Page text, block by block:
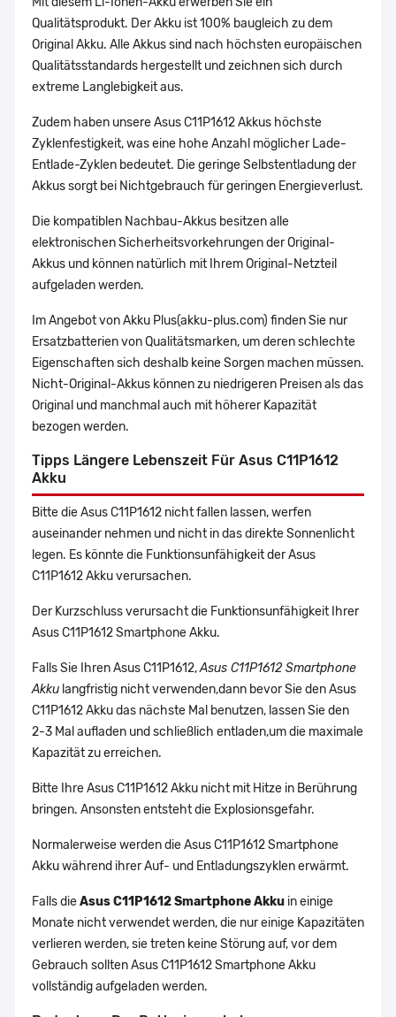
Qualitätsprodukt. Der Akku ist 100% baugleich zu dem
Original Akku. Alle Akkus sind nach höchsten europäischen
Qualitätsstandards hergestellt und zeichnen sich durch
extreme Langlebigkeit aus.
Zudem haben unsere Asus C11P1612 Akkus höchste
Zyklenfestigkeit, was eine hohe Anzahl möglicher Lade-
Entlade-Zyklen bedeutet. Die geringe Selbstentladung der
Akkus sorgt bei Nichtgebrauch für geringen Energieverlust.
Die kompatiblen Nachbau-Akkus besitzen alle
elektronischen Sicherheitsvorkehrungen der Original-
Akkus und können natürlich mit Ihrem Original-Netzteil
aufgeladen werden.
Im Angebot von Akku Plus(akku-plus.com) finden Sie nur
Ersatzbatterien von Qualitätsmarken, um deren schlechte
Eigenschaften sich deshalb keine Sorgen machen müssen.
Nicht-Original-Akkus können zu niedrigeren Preisen als das
Original und manchmal auch mit höherer Kapazität
bezogen werden.
Tipps Längere Lebenszeit Für Asus C11P1612
Akku
Bitte die Asus C11P1612 nicht fallen lassen, werfen
auseinander nehmen und nicht in das direkte Sonnenlicht
legen. Es könnte die Funktionsunfähigkeit der Asus
C11P1612 Akku verursachen.
Der Kurzschluss verursacht die Funktionsunfähigkeit Ihrer
Asus C11P1612 Smartphone Akku.
Falls Sie Ihren Asus C11P1612,Asus C11P1612 Smartphone
Akku langfristig nicht verwenden,dann bevor Sie den Asus
C11P1612 Akku das nächste Mal benutzen, lassen Sie den
2-3 Mal aufladen und schließlich entladen,um die maximale
Kapazität zu erreichen.
Bitte Ihre Asus C11P1612 Akku nicht mit Hitze in Berührung
bringen. Ansonsten entsteht die Explosionsgefahr.
Normalerweise werden die Asus C11P1612 Smartphone
Akku während ihrer Auf- und Entladungszyklen erwärmt.
Falls dieAsus C11P1612 Smartphone Akku in einige
Monate nicht verwendet werden, die nur einige Kapazitäten
verlieren werden, sie treten keine Störung auf, vor dem
Gebrauch sollten Asus C11P1612 Smartphone Akku
vollständig aufgeladen werden.